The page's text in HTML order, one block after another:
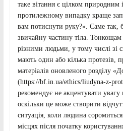
таке вітання є цілком
протилежному випадку краще
вам потиснути руку?». Саме так,
звичайну частину тіла. Тонкощам
різними людьми, у тому числі зі
мають один або кілька протезів,
матеріалів оновленого розділу
(https://bf.in.ua/ethics/liudyna-z-
рекомендує не акцентувати увагу
оскільки це може створити
ситуація, коли людина
місцях після початку